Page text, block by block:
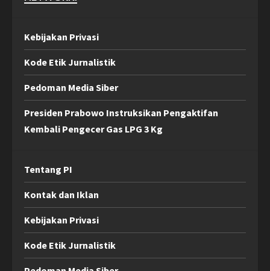
Kebijakan Privasi
Kode Etik Jurnalistik
Pedoman Media Siber
Presiden Prabowo Instruksikan Pengaktifan
Kembali Pengecer Gas LPG 3 Kg
Tentang PI
Kontak dan Iklan
Kebijakan Privasi
Kode Etik Jurnalistik